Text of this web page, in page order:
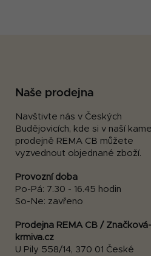
Naše prodejna
Navštivte nás v Českých
Budějovicích, kde si v naší
prodejně REMA CB můžete
vyzvednout objednané zboží.
Provozní doba
Po-Pá: 7.30 - 16.45 hodin
So-Ne: zavřeno
Prodejna REMA CB / Značková-
krmiva.cz
U Pily 558/14, 370 01 České